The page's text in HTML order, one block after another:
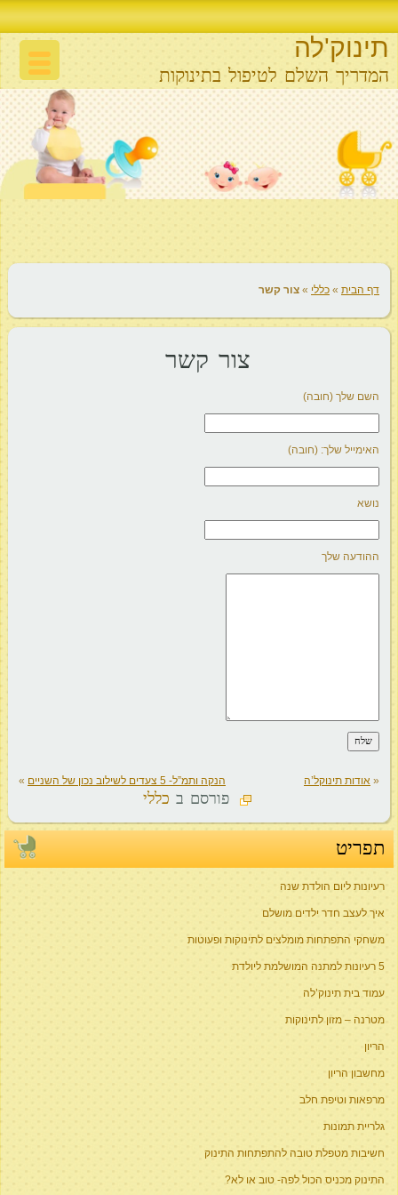
תינוק'לה
המדריך השלם לטיפול בתינוקות
דף הבית » כללי » צור קשר
צור קשר
השם שלך (חובה)
האימייל שלך: (חובה)
נושא
ההודעה שלך
« אודות תינוקל’ה הנקה ותמ”ל- 5 צעדים לשילוב נכון של השניים »
פורסם ב כללי
תפריט
רעיונות ליום הולדת שנה
איך לעצב חדר ילדים מושלם
משחקי התפתחות מומלצים לתינוקות ופעוטות
5 רעיונות למתנה המושלמת ליולדת
עמוד בית תינוק’לה
מטרנה – מזון לתינוקות
הריון
מחשבון הריון
מרפאות וטיפת חלב
גלריית תמונות
חשיבות מטפלת טובה להתפתחות התינוק
התינוק מכניס הכול לפה- טוב או לא?